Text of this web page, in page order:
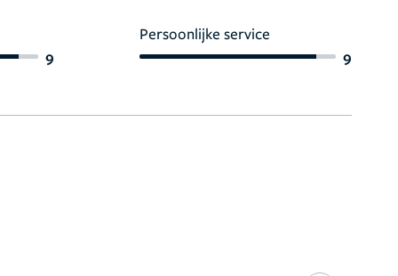
9
Persoonlijke service
9